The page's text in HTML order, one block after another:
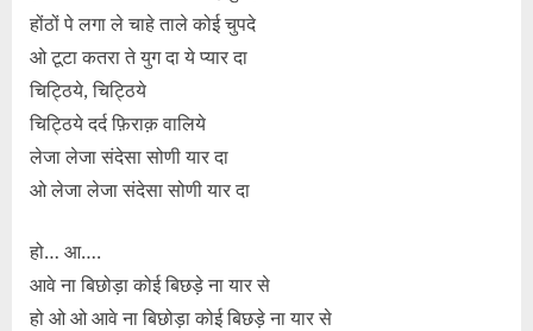
होंठों पे लगा ले चाहे ताले कोई चुपदे
ओ टूटा कतरा ते युग दा ये प्यार दा
चिट्ठिये, चिट्ठिये
चिट्ठिये दर्द फ़िराक़ वालिये
लेजा लेजा संदेसा सोणी यार दा
ओ लेजा लेजा संदेसा सोणी यार दा
हो… आ….
आवे ना बिछोड़ा कोई बिछड़े ना यार से
हो ओ ओ आवे ना बिछोड़ा कोई बिछड़े ना यार से